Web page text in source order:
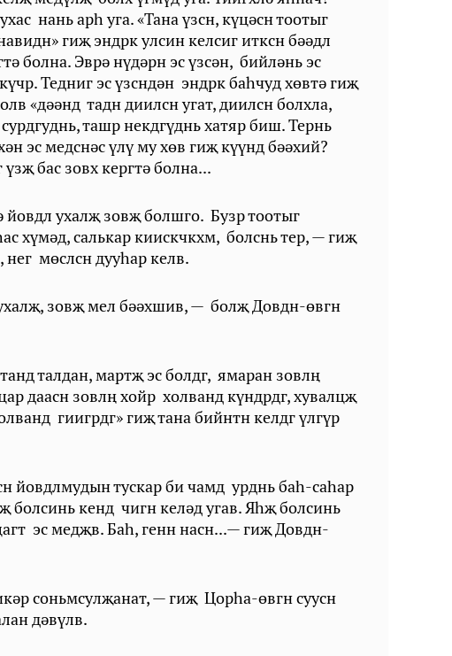
нань aph уга. «Тана үзсн, күцәсн тоотыг
гиҗ эндрк улсин келсиг итксн бәәдл
болна. Эврә нүдәрн эс үзсән, бийләнь эс
Тедниг эс үзсндән эндрк баһчуд хөвтә гиҗ
«дәәнд тадн диилсн угат, диилсн болхла,
ташр некдгүднь хатяр биш. Тернь
эс медснәс үлү му хөв гиҗ күүнд бәәхий?
бас зовх кергтә болна...
ухалҗ зовҗ болшго. Бузр тоотыг
хүмәд, салькар киискчкхм, болснь тер, — гиҗ
мөслсн дууһар келв.
зовҗ мел бәәхшив, — болҗ Довдн-өвгн
талдан, мартҗ эс болдг, ямаран зовлң
даасн зовлң хойр холванд күндрдг, хувалцҗ
гиигрдг» гиҗ тана бийнтн келдг үлгүр
йовдлмудын тускар би чамд урднь бah-cahap
болсинь кенд чигн келәд угав. Яһҗ болсинь
эс медҗв. Бah, генн насн...— гиҗ Довдн-
соньмсулҗанат, — гиҗ Цорһа-өвгн суусн
дәвүлв.